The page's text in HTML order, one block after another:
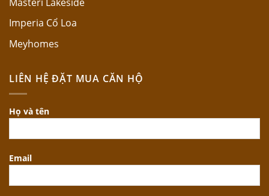
Imperia Cổ Loa
Meyhomes
LIÊN HỆ ĐẶT MUA CĂN HỘ
Họ và tên
Email